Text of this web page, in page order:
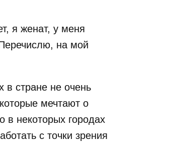
я женат, у меня
на мой
в стране не очень
мечтают о
в некоторых городах
с точки зрения